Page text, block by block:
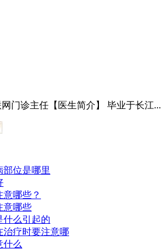
门诊主任【医生简介】 毕业于长江...
部位是哪里
哪些？
意哪些
什么引起的
治疗时要注意哪
什么